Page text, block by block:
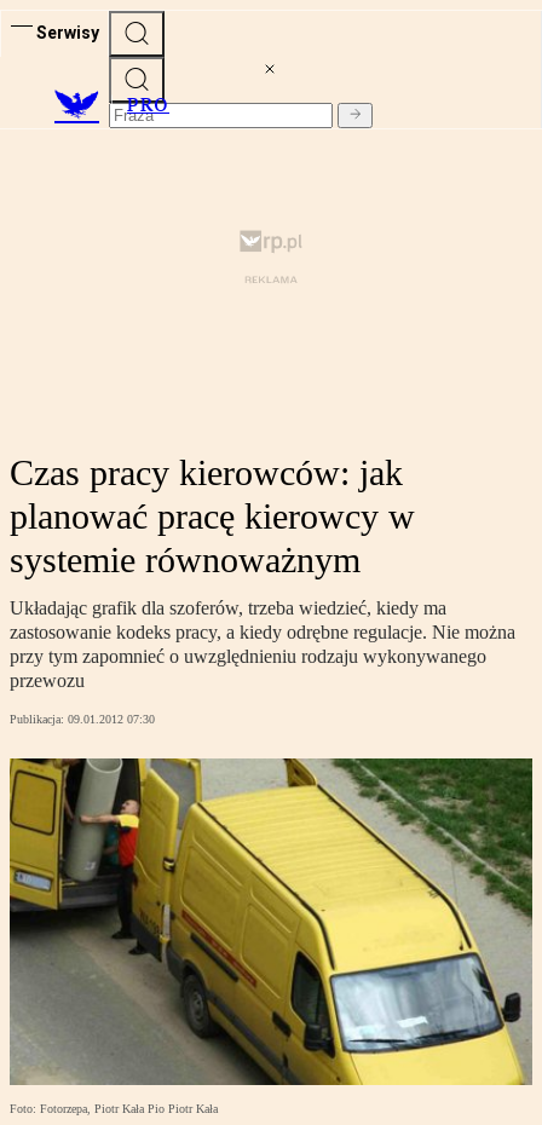
Serwisy
PRO
Czas pracy kierowców: jak
planować pracę kierowcy w
systemie równoważnym
Układając grafik dla szoferów, trzeba wiedzieć, kiedy ma
zastosowanie kodeks pracy, a kiedy odrębne regulacje. Nie można
przy tym zapomnieć o uwzględnieniu rodzaju wykonywanego
przewozu
Publikacja: 09.01.2012 07:30
Foto: Fotorzepa, Piotr Kała Pio Piotr Kała